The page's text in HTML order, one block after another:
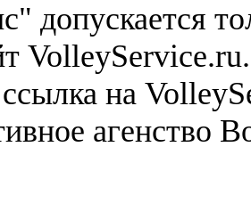
допускается
ссылка на
агенство